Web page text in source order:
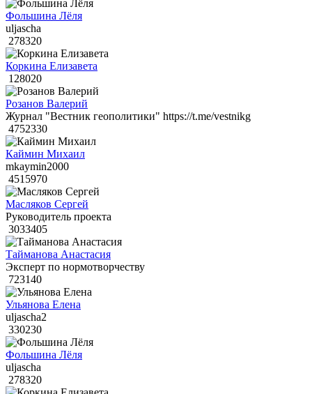
Фольшина Лёля
uljascha
278320
Коркина Елизавета
128020
Розанов Валерий
Журнал "Вестник геополитики" https://t.me/vestnikg
4752330
Каймин Михаил
mkaymin2000
4515970
Масляков Сергей
Руководитель проекта
3033405
Тайманова Анастасия
Эксперт по нормотворчеству
723140
Ульянова Елена
uljascha2
330230
Фольшина Лёля
uljascha
278320